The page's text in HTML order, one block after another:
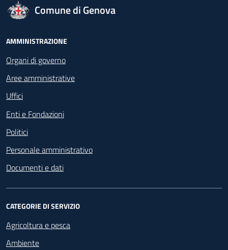
logo Unione Europea
Comune di Genova
Footer - Navigazione
AMMINISTRAZIONE
Organi di governo
Aree amministrative
Uffici
Enti e Fondazioni
Politici
Personale amministrativo
Documenti e dati
CATEGORIE DI SERVIZIO
Agricoltura e pesca
Ambiente